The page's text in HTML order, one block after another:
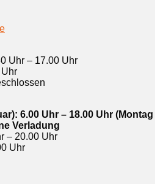
Uhr – 17.00 Uhr
6.00 Uhr – 18.00 Uhr (Montag
Verladung
– 20.00 Uhr
Uhr